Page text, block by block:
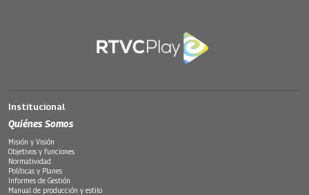
Institucional
Quiénes Somos
Misión y Visión
Objetivos y funciones
Normatividad
Políticas y Planes
Informes de Gestión
Manual de producción y estilo